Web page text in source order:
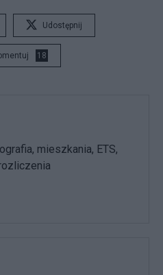
Udostępnij
18
mieszkania, ETS,